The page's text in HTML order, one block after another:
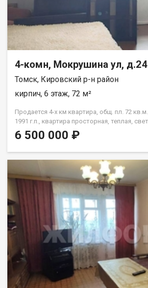
4-комн, Мокрушина ул, д.24
Томск, Кировский р-н район
кирпич, 6 этаж, 72 м²
Продается 4-х км квартира, общ. пл. 72
1991 г.п., квартира просторная, теплая,
планировка, все комнаты раздельные, 2
балкона. отгорожен тамбур на двух
дома. Ремонт есть в 2-х комнатах и в
остальных комнатах требуется ремонт.
пожалуйста, сообщите номер варианта -
6 500 000 ₽